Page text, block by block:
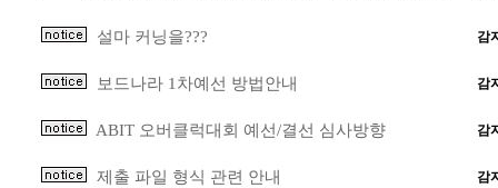
설마 커닝을??? 감
보드나라 1차예선 방법안내 감
ABIT 오버클럭대회 예선/결선 심사방향 감
제출 파일 형식 관련 안내 감